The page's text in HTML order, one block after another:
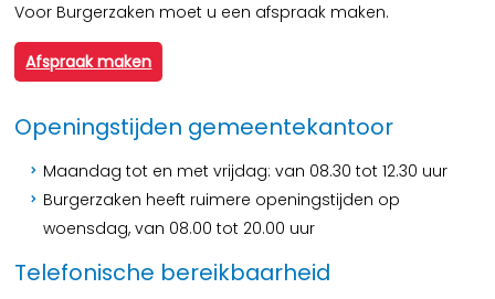
Voor Burgerzaken moet u een afspraak maken.
Afspraak maken
Openingstijden gemeentekantoor
Maandag tot en met vrijdag: van 08.30 tot 12.30 uur
Burgerzaken heeft ruimere openingstijden op
woensdag, van 08.00 tot 20.00 uur
Telefonische bereikbaarheid